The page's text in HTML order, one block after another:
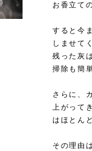
お香立て
すると今
しませて
残った灰
掃除も簡単
さらに、
上がって
はほとん
その理由